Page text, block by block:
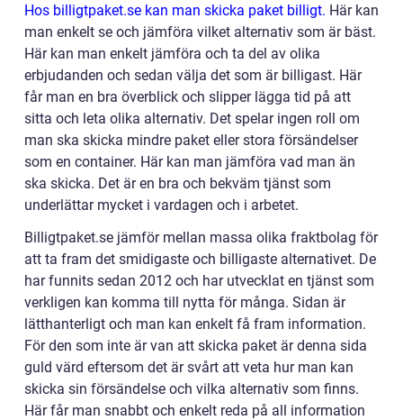
Hos billigtpaket.se kan man skicka paket billigt. Här kan
man enkelt se och jämföra vilket alternativ som är bäst.
Här kan man enkelt jämföra och ta del av olika
erbjudanden och sedan välja det som är billigast. Här
får man en bra överblick och slipper lägga tid på att
sitta och leta olika alternativ. Det spelar ingen roll om
man ska skicka mindre paket eller stora försändelser
som en container. Här kan man jämföra vad man än
ska skicka. Det är en bra och bekväm tjänst som
underlättar mycket i vardagen och i arbetet.
Billigtpaket.se jämför mellan massa olika fraktbolag för
att ta fram det smidigaste och billigaste alternativet. De
har funnits sedan 2012 och har utvecklat en tjänst som
verkligen kan komma till nytta för många. Sidan är
lätthanterligt och man kan enkelt få fram information.
För den som inte är van att skicka paket är denna sida
guld värd eftersom det är svårt att veta hur man kan
skicka sin försändelse och vilka alternativ som finns.
Här får man snabbt och enkelt reda på all information